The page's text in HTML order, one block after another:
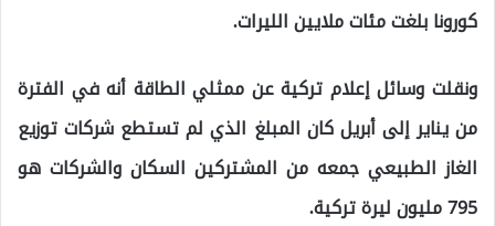
كورونا بلغت مئات ملايين الليرات.
ونقلت وسائل إعلام تركية عن ممثلي الطاقة أنه في الفترة
من يناير إلى أبريل كان المبلغ الذي لم تستطع شركات توزيع
الغاز الطبيعي جمعه من المشتركين السكان والشركات هو
795 مليون ليرة تركية.